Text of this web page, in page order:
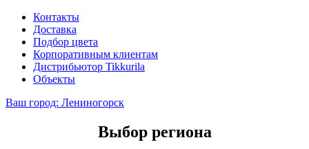
Контакты
Доставка
Подбор цвета
Корпоративным клиентам
Дистрибьютор Tikkurila
Объекты
Ваш город: Лениногорск
Выбор региона